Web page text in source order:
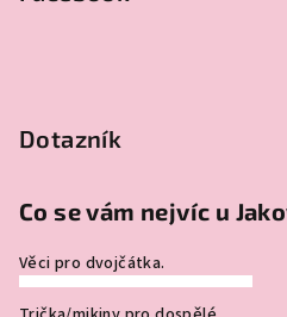
Dotazník
Co se vám nejvíc u
Věci pro dvojčátka.